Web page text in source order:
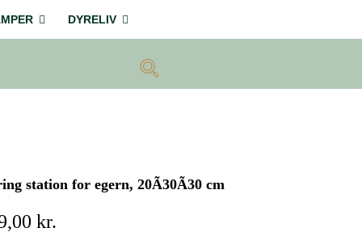
DYRELIV
station for egern, 20Ã30Ã30 cm
kr.